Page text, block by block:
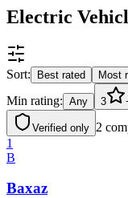
Electric
Sort: Best rated Most
Min rating: Any 3
Verified only 2
1
B
Baxaz